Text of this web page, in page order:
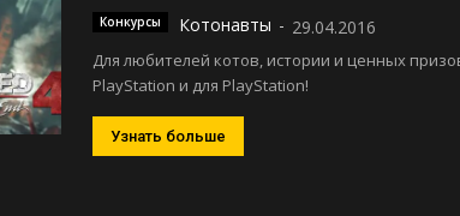
Конкурсы Котонавты - 29.04.2016
Для любителей котов, истории и ценных
PlayStation и для PlayStation!
Узнать больше